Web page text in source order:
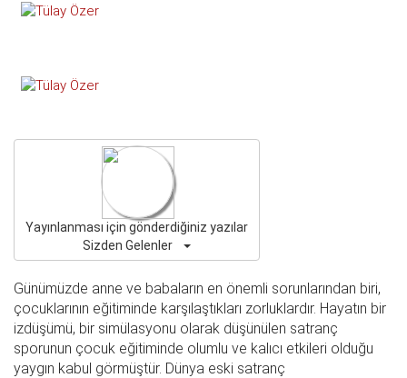
Yayınlanması için gönderdiğiniz yazılar
Sizden Gelenler
Günümüzde anne ve babaların en önemli sorunlarından biri,
çocuklarının eğitiminde karşılaştıkları zorluklardır. Hayatın bir
izdüşümü, bir simülasyonu olarak düşünülen satranç
sporunun çocuk eğitiminde olumlu ve kalıcı etkileri olduğu
yaygın kabul görmüştür. Dünya eski satranç